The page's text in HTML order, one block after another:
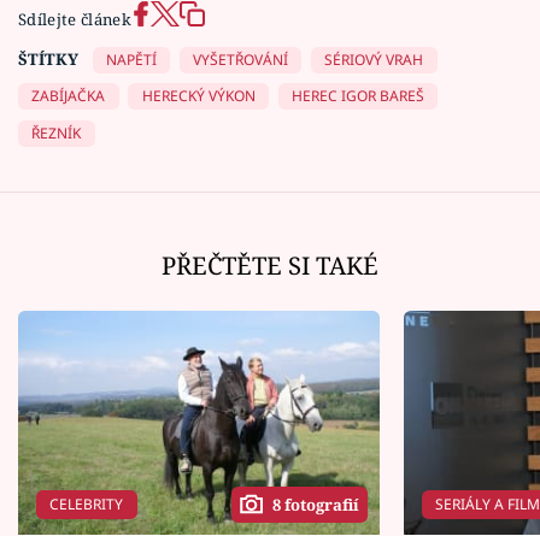
Sdílejte článek
ŠTÍTKY
NAPĚTÍ VYŠETŘOVÁNÍ
SÉRIOVÝ VRAH
ZABÍJAČKA
HERECKÝ VÝKON
HEREC IGOR BAREŠ
ŘEZNÍK
PŘEČTĚTE SI TAKÉ
CELEBRITY 8 fotografií SERIÁLY A